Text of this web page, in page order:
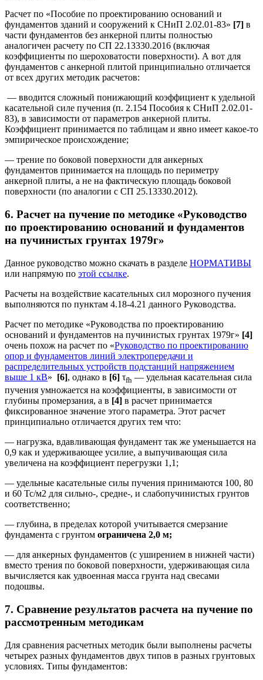
Расчет по «Пособие по проектированию оснований и
фундаментов зданий и сооружений к СНиП 2.02.01-83» [7] в
части фундаментов без анкерной плиты полностью
аналогичен расчету по СП 22.13330.2016 (включая
коэффициенты по шероховатости поверхности). А вот для
фундаментов с анкерной плитой принципиально отличается
от всех других методик расчетов:
— вводится сложный понижающий коэффициент к удельной
касательной силе пучения (п. 2.154 Пособия к СНиП 2.02.01-
83), в зависимости от параметров анкерной плиты.
Коэффициент принимается по таблицам и явно имеет какое-то
эмпирическое происхождение;
— трение по боковой поверхности для анкерных
фундаментов принимается на площадь по периметру
анкерной плиты, а не на фактическую площадь боковой
поверхности (по аналогии с СП 25.13330.2012).
6. Расчет на пучение по методике «Руководство
по проектированию оснований и фундаментов
на пучинистых грунтах 1979г»
Данное руководство можно скачать в разделе НОРМАТИВЫ
или напрямую по этой ссылке.
Расчеты на воздействие касательных сил морозного пучения
выполняются по пунктам 4.18-4.21 данного Руководства.
Расчет по методике «Руководства по проектированию
оснований и фундаментов на пучинистых грунтах 1979г» [4]
очень похож на расчет по «Руководство по проектированию
опор и фундаментов линий электропередачи и
распределительных устройств подстанций напряжением
выше 1 кВ» [6], однако в [6] τfh — удельная касательная сила
пучения умножается на коэффициенты, в зависимости от
глубины промерзания, а в [4] в расчет принимается
фиксированное значение этого параметра. Этот расчет
принципиально отличается других тем что:
— нагрузка, вдавливающая фундамент так же уменьшается на
0,9 как и удерживающее усилие, а выпучивающая сила
увеличена на коэффициент перегрузки 1,1;
— удельные касательные силы пучения принимаются 100, 80
и 60 Тс/м2 для сильно-, средне-, и слабопучинистых грунтов
соответственно;
— глубина, в пределах которой учитывается смерзание
фундамента с грунтом ограничена 2,0 м;
— для анкерных фундаментов (с уширением в нижней части)
вместо трения по боковой поверхности, удерживающая сила
вычисляется как удвоенная масса грунта над свесами
подошвы.
7. Сравнение результатов расчета на пучение по
рассмотренным методикам
Для сравнения расчетных методик были выполнены расчеты
четырех разных фундаментов двух типов в разных грунтовых
условиях. Типы фундаментов: